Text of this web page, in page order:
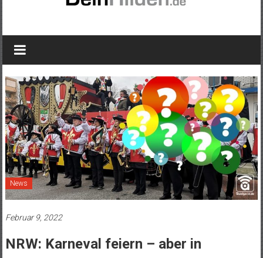
News
Februar 9, 2022
NRW: Karneval feiern – aber in